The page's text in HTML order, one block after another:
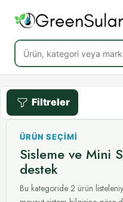
Filtreler
ÜRÜN SEÇIMI
Sisleme ve Mini
destek
Bu kategoride 2 ürün